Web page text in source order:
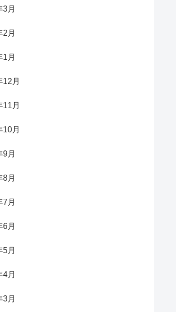
3月
2月
1月
12月
11月
10月
9月
8月
7月
6月
5月
4月
3月